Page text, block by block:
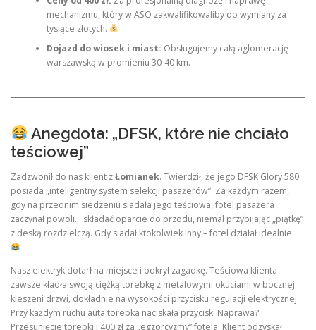
mechanizmu, który w ASO zakwalifikowaliby do wymiany za
tysiące złotych.
Dojazd do wiosek i miast: Obsługujemy całą aglomerację
warszawską w promieniu 30-40 km.
Anegdota: „DFSK, które nie chciało
teściowej”
Zadzwonił do nas klient zŁomianek. Twierdził, że jego DFSK Glory 580
posiada „inteligentny system selekcji pasażerów”. Za każdym razem,
gdy na przednim siedzeniu siadała jego teściowa, fotel pasażera
zaczynał powoli… składać oparcie do przodu, niemal przybijając „piątkę”
z deską rozdzielczą. Gdy siadał ktokolwiek inny – fotel działał idealnie.
Nasz elektryk dotarł na miejsce i odkrył zagadkę. Teściowa klienta
zawsze kładła swoją ciężką torebkę z metalowymi okuciami w bocznej
kieszeni drzwi, dokładnie na wysokości przycisku regulacji elektrycznej.
Przy każdym ruchu auta torebka naciskała przycisk. Naprawa?
Przesunięcie torebki i 400 zł za „egzorcyzmy” fotela. Klient odzyskał